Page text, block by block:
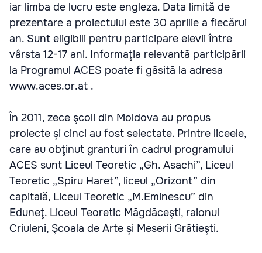
iar limba de lucru este engleza. Data limită de
prezentare a proiectului este 30 aprilie a fiecărui
an. Sunt eligibili pentru participare elevii între
vârsta 12-17 ani. Informaţia relevantă participării
la Programul ACES poate fi găsită la adresa
www.aces.or.at .
În 2011, zece şcoli din Moldova au propus
proiecte şi cinci au fost selectate. Printre liceele,
care au obţinut granturi în cadrul programului
ACES sunt Liceul Teoretic „Gh. Asachi”, Liceul
Teoretic „Spiru Haret”, liceul „Orizont” din
capitală, Liceul Teoretic „M.Eminescu” din
Eduneţ. Liceul Teoretic Măgdăceşti, raionul
Criuleni, Şcoala de Arte şi Meserii Grătieşti.